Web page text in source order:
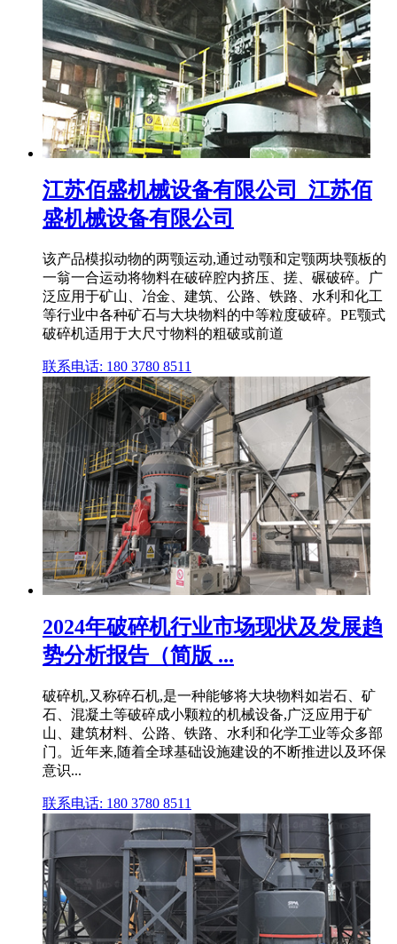
江苏佰盛机械设备有限公司_江苏佰
盛机械设备有限公司
该产品模拟动物的两颚运动,通过动颚和定颚两块颚板的
一翁一合运动将物料在破碎腔内挤压、搓、碾破碎。广
泛应用于矿山、冶金、建筑、公路、铁路、水利和化工
等行业中各种矿石与大块物料的中等粒度破碎。PE颚式
破碎机适用于大尺寸物料的粗破或前道
联系电话: 180 3780 8511
2024年破碎机行业市场现状及发展趋
势分析报告（简版 ...
破碎机,又称碎石机,是一种能够将大块物料如岩石、矿
石、混凝土等破碎成小颗粒的机械设备,广泛应用于矿
山、建筑材料、公路、铁路、水利和化学工业等众多部
门。近年来,随着全球基础设施建设的不断推进以及环保
意识...
联系电话: 180 3780 8511